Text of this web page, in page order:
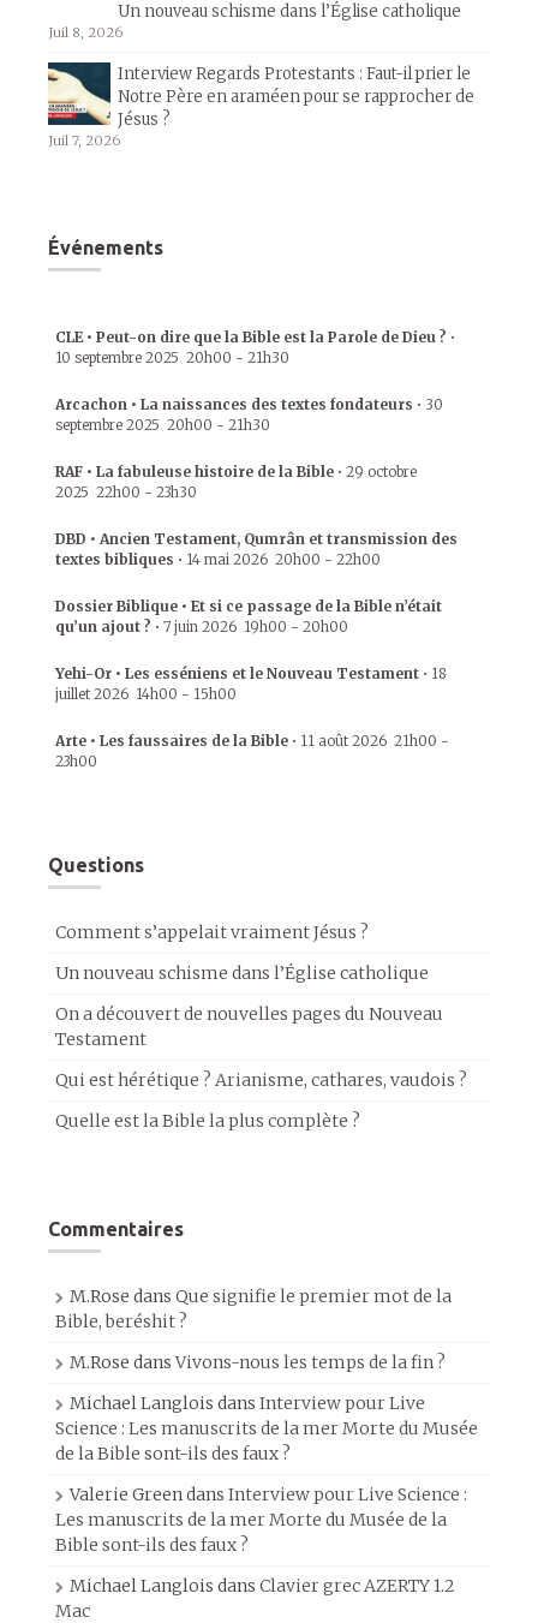
Un nouveau schisme dans l’Église catholique
Juil 8, 2026
Interview Regards Protestants : Faut-il prier le
Notre Père en araméen pour se rapprocher de
Jésus ?
Juil 7, 2026
Événements
CLE • Peut-on dire que la Bible est la Parole de Dieu ? •
10 septembre 2025 20h00 - 21h30
Arcachon • La naissances des textes fondateurs • 30
septembre 2025 20h00 - 21h30
RAF • La fabuleuse histoire de la Bible • 29 octobre
2025 22h00 - 23h30
DBD • Ancien Testament, Qumrân et transmission des
textes bibliques • 14 mai 2026 20h00 - 22h00
Dossier Biblique • Et si ce passage de la Bible n’était
qu’un ajout ? • 7 juin 2026 19h00 - 20h00
Yehi-Or • Les esséniens et le Nouveau Testament • 18
juillet 2026 14h00 - 15h00
Arte • Les faussaires de la Bible • 11 août 2026 21h00 -
23h00
Questions
Comment s’appelait vraiment Jésus ?
Un nouveau schisme dans l’Église catholique
On a découvert de nouvelles pages du Nouveau
Testament
Qui est hérétique ? Arianisme, cathares, vaudois ?
Quelle est la Bible la plus complète ?
Commentaires
M.Rose dans Que signifie le premier mot de la
Bible, beréshit ?
M.Rose dansVivons-nous les temps de la fin ?
Michael Langlois dans Interview pour Live
Science : Les manuscrits de la mer Morte du Musée
de la Bible sont-ils des faux ?
Valerie Green dans Interview pour Live Science :
Les manuscrits de la mer Morte du Musée de la
Bible sont-ils des faux ?
Michael Langlois dans Clavier grec AZERTY 1.2
Mac